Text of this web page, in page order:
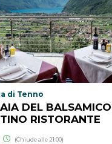
punto di interesse
di Tenno
DEL BALSAMICO
RISTORANTE
(Chiude alle 21:00)